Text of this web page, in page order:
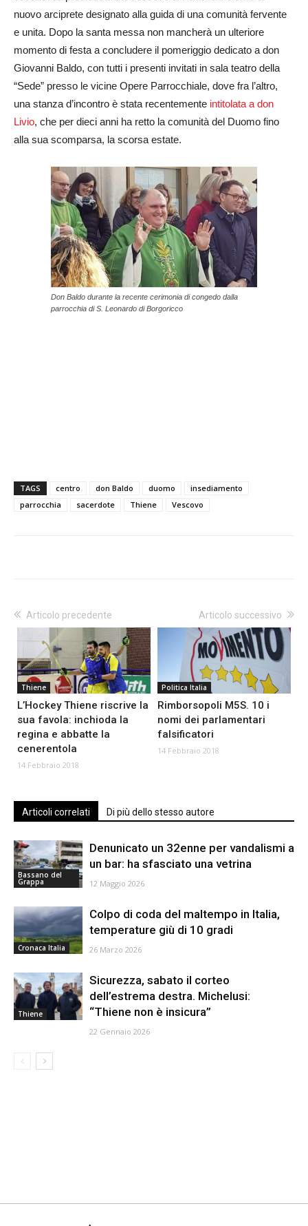
nuovo arciprete designato alla guida di una comunità fervente
e unita. Dopo la santa messa non mancherà un ulteriore
momento di festa a concludere il pomeriggio dedicato a don
Giovanni Baldo, con tutti i presenti invitati in sala teatro della
“Sede” presso le vicine Opere Parrocchiale, dove fra l’altro,
una stanza d’incontro è stata recentemente intitolata a don
Livio, che per dieci anni ha retto la comunità del Duomo fino
alla sua scomparsa, la scorsa estate.
Don Baldo durante la recente cerimonia di congedo dalla
parrocchia di S. Leonardo di Borgoricco
TAGS centro don Baldo duomo
insediamento
parrocchia
sacerdote Thiene Vescovo
Articolo precedente
Thiene
L’Hockey Thiene riscrive la
sua favola: inchioda la
regina e abbatte la
cenerentola
14 Febbraio 2018
Articolo successivo
Politica Italia
Rimborsopoli M5S. 10 i
nomi dei parlamentari
falsificatori
14 Febbraio 2018
Articoli correlati Di più dello stesso autore
Bassano del
Grappa
Denunicato un 32enne per vandalismi a
un bar: ha sfasciato una vetrina
12 Maggio 2026
Cronaca Italia
Colpo di coda del maltempo in Italia,
temperature giù di 10 gradi
26 Marzo 2026
Thiene
Sicurezza, sabato il corteo
dell’estrema destra. Michelusi:
“Thiene non è insicura”
22 Gennaio 2026